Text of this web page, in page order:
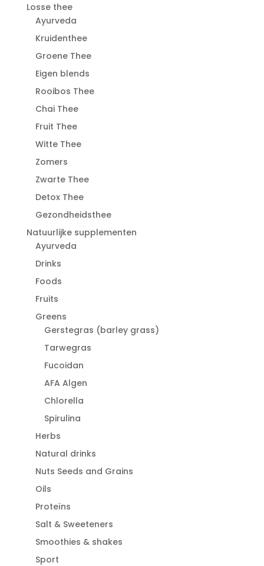
Losse thee
Ayurveda
Kruidenthee
Groene Thee
Eigen blends
Rooibos Thee
Chai Thee
Fruit Thee
Witte Thee
Zomers
Zwarte Thee
Detox Thee
Gezondheidsthee
Natuurlijke supplementen
Ayurveda
Drinks
Foods
Fruits
Greens
Gerstegras (barley grass)
Tarwegras
Fucoidan
AFA Algen
Chlorella
Spirulina
Herbs
Natural drinks
Nuts Seeds and Grains
Oils
Proteïns
Salt & Sweeteners
Smoothies & shakes
Sport